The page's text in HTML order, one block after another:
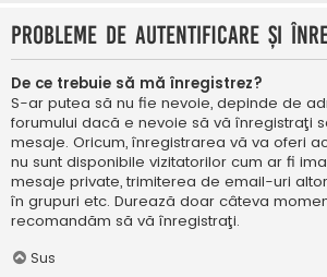
Probleme de autentificare şi
De ce trebuie să mă înregistrez?
S-ar putea să nu fie nevoie, depinde de
forumului dacă e nevoie să vă înregistraţi
mesaje. Oricum, înregistrarea vă va oferi
nu sunt disponibile vizitatorilor cum ar fi
mesaje private, trimiterea de email-uri
în grupuri etc. Durează doar câteva
recomandăm să vă înregistraţi.
Sus